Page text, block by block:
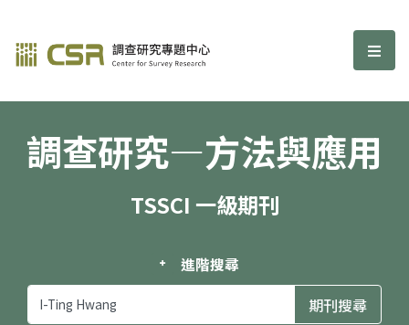
調查研究—方法與應用期刊 選
調查研究—方法與應用
TSSCI 一級期刊
進階搜尋